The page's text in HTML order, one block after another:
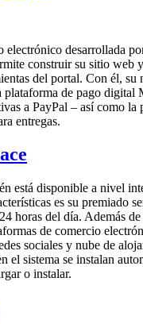
electrónico desarrollada
construir su sitio web
del portal. Con él, su
plataforma de pago digital
a PayPal – así como
entregas.
está disponible a nivel
es su premiado
horas del día. Además
de comercio
sociales y nube de
el sistema se instalan
o instalar.